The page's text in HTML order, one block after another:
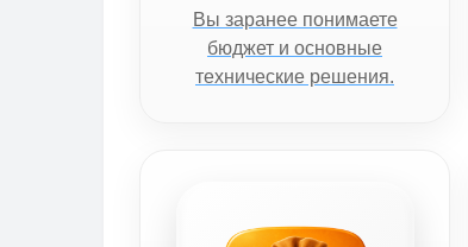
Вы заранее понимаете
бюджет и основные
технические решения.